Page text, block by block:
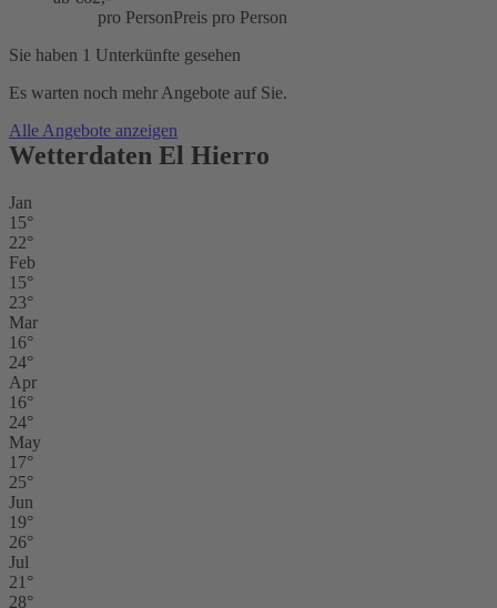
pro PersonPreis pro Person
Sie haben 1 Unterkünfte gesehen
Es warten noch mehr Angebote auf Sie.
Alle Angebote anzeigen
Wetterdaten El Hierro
Jan
15°
22°
Feb
15°
23°
Mar
16°
24°
Apr
16°
24°
May
17°
25°
Jun
19°
26°
Jul
21°
28°